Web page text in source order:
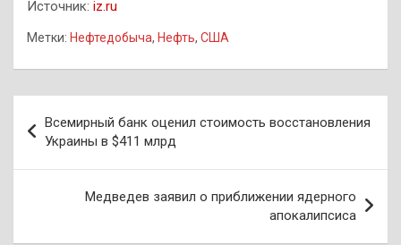
Источник: iz.ru
Метки: Нефтедобыча, Нефть, США
по
записям
Всемирный банк оценил стоимость восстановления
Украины в $411 млрд
Медведев заявил о приближении ядерного
апокалипсиса